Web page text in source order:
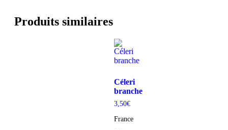
Produits similaires
Céleri
branche
3,50€
France